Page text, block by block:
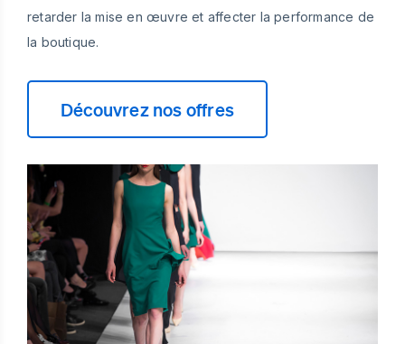
retarder la mise en œuvre et affecter la performance de
la boutique.
Découvrez nos offres